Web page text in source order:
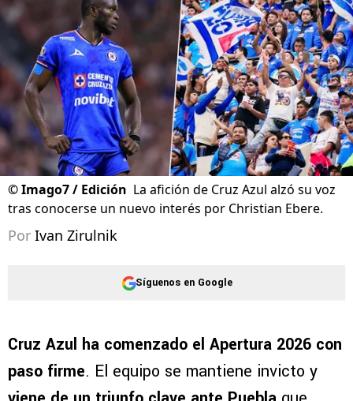
©Imago7 / Edición La afición de Cruz Azul alzó su voz
tras conocerse un nuevo interés por Christian Ebere.
Por Ivan Zirulnik
Síguenos en Google
Cruz Azul ha comenzado el Apertura 2026 con
paso firme. El equipo se mantiene invicto y